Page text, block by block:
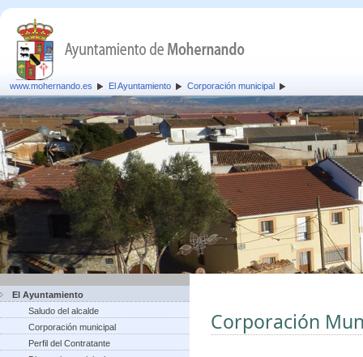
www.mohernando.es El Ayuntamiento Corporación municipal
El Ayuntamiento
Saludo del alcalde
Corporación municipal
Perfil del Contratante
Corporación